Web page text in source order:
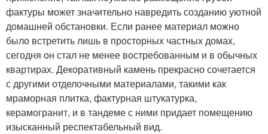
фактуры может значительно навредить созданию уютной
домашней обстановки. Если ранее материал можно
было встретить лишь в просторных частных домах,
сегодня он стал не менее востребованным и в обычных
квартирах. Декоративный камень прекрасно сочетается
с другими отделочными материалами, такими как
мраморная плитка, фактурная штукатурка,
керамогранит, и в тандеме с ними придает помещению
изысканный респектабельный вид.